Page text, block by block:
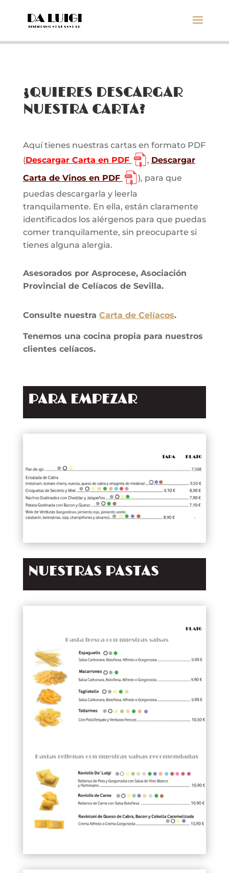
¿QUIERES DESCARGAR
NUESTRA CARTA?
Aquí tienes nuestras cartas en formato PDF
(Descargar Carta en PDF , Descargar
Carta de Vinos en PDF
), para que
puedas descargarla y leerla
tranquilamente. En ella, están claramente
identificados los alérgenos para que puedas
comer tranquilamente, sin preocuparte si
tienes alguna alergia.
Asesorados por Asprocese, Asociación
Provincial de Celíacos de Sevilla.
Consulte nuestra Carta de Celíacos.
Tenemos una cocina propia para nuestros
clientes celíacos.
PARA EMPEZAR
NUESTRAS PASTAS